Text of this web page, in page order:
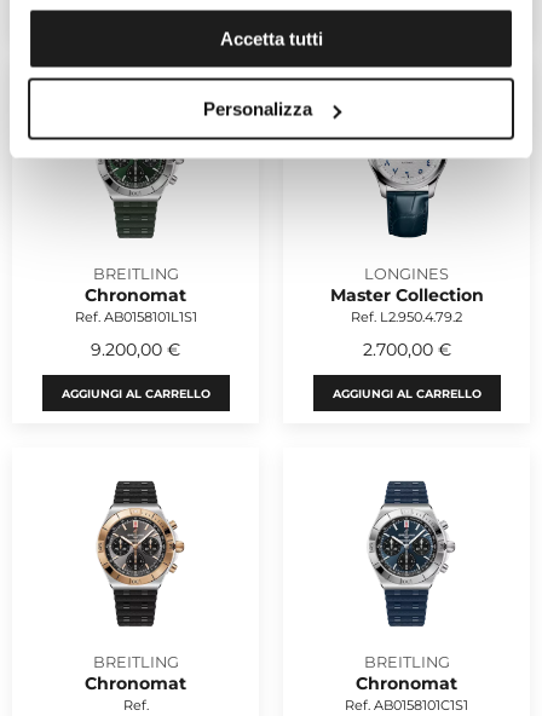
Accetta tutti
Personalizza
BREITLING
Chronomat
Ref. AB0158101L1S1
9.200,00 €
AGGIUNGI AL CARRELLO
LONGINES
Master Collection
Ref. L2.950.4.79.2
2.700,00 €
AGGIUNGI AL CARRELLO
BREITLING
Chronomat
Ref.
BREITLING
Chronomat
Ref. AB0158101C1S1